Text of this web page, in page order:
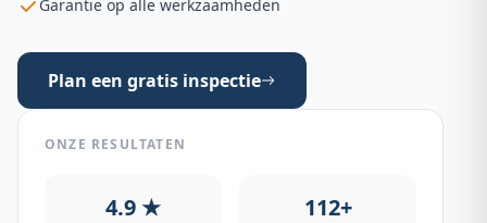
Garantie op alle werkzaamheden
Plan een gratis inspectie
ONZE RESULTATEN
4.9 ★ 112+